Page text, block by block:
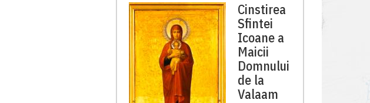
Cinstirea
Sfintei
Icoane a
Maicii
Domnului
de la
Valaam